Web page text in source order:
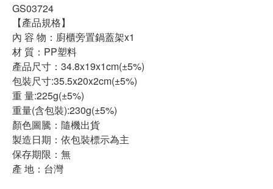
GS03724
【產品規格】
內 容 物：廚櫃旁置鍋蓋架x1
材 質：PP塑料
產品尺寸：34.8x19x1cm(±5%)
包裝尺寸:35.5x20x2cm(±5%)
重 量:225g(±5%)
重量(含包裝):230g(±5%)
顏色圖騰：隨機出貨
製造日期：依包裝標示為主
保存期限：無
產 地：台灣